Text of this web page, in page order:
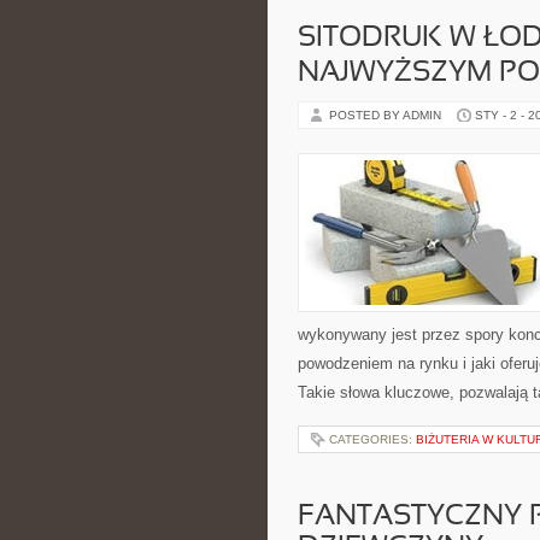
SITODRUK W
NAJWYŻSZYM
POSTED BY ADMIN STY - 2 -
wykonywany jest przez spory
powodzeniem na rynku i jaki
Takie słowa kluczowe,
CATEGORIES: BIŻUTERIA W
FANTASTYCZNY